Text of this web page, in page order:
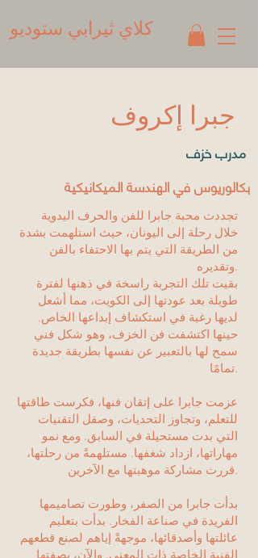
كلاي ثيرابي ستوديو
جبرا إكروف
بكالوريوس في الهندسة الميكانيكية
تجددت محبة جابرا للفن والحرف اليدوية
خلال رحلة إلى اليونان، حيث استلهمت بشدة
من الطريقة التي يتم بها الاحتفاء بالفن
وتقديره.
بقيت تلك التجربة راسخة في ذهنها لفترة
طويلة بعد عودتها إلى الكويت، مما أشعل
لديها رغبة في استكشاف إبداعها الخاص.
حينها اكتشفت فن الخزف، وهو شكل فني
سمح لها بالتعبير عن نفسها بطريقة جديدة
تمامًا.
عزمت جابرا على إتقان فنها، فكرست طاقتها
للتعلم، وتجاوز التحديات، وصقل التقنيات
التي بدت مستحيلة في السابق. ومع نمو
مهاراتها، ازداد شغفها. مستلهمةً من رحلتها،
قررت مشاركة موهبتها مع الآخرين.
بدأت جابرا من الصفر، وطورت تصاميمها
الفريدة في صناعة الفخار. بدأت بتعليم
عائلتها وأصدقائها، موجهةً إياهم لصنع قطعهم
الفنية الخاصة ذات المعنى. والآن، بصفتها